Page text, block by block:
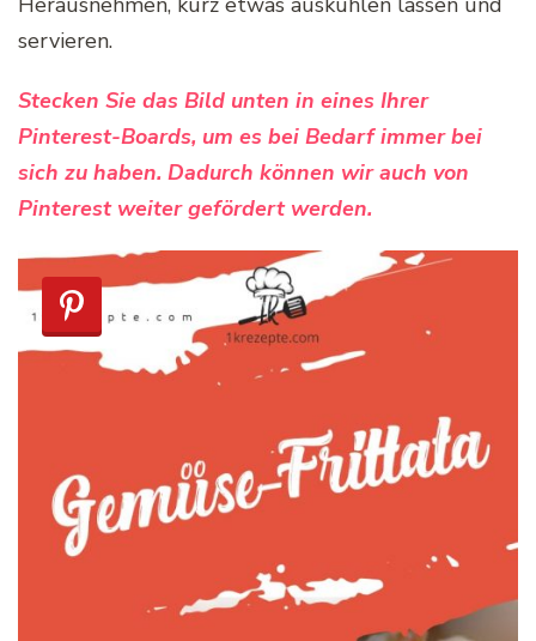
servieren.
Stecken Sie das Bild unten in eines Ihrer
Pinterest-Boards, um es bei Bedarf immer bei
sich zu haben. Dadurch können wir auch von
Pinterest weiter gefördert werden.